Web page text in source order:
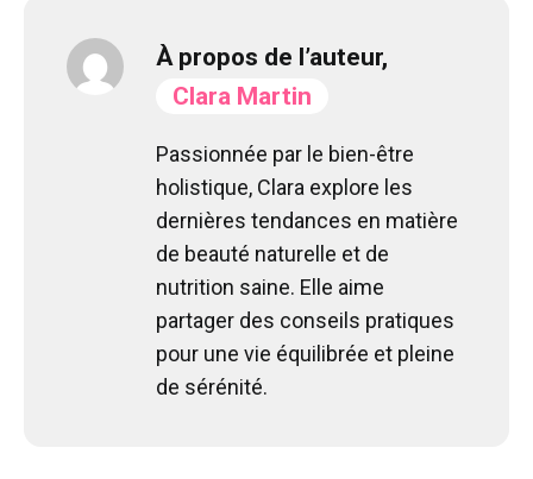
À propos de l’auteur,
Clara Martin
Passionnée par le bien-être
holistique, Clara explore les
dernières tendances en matière
de beauté naturelle et de
nutrition saine. Elle aime
partager des conseils pratiques
pour une vie équilibrée et pleine
de sérénité.